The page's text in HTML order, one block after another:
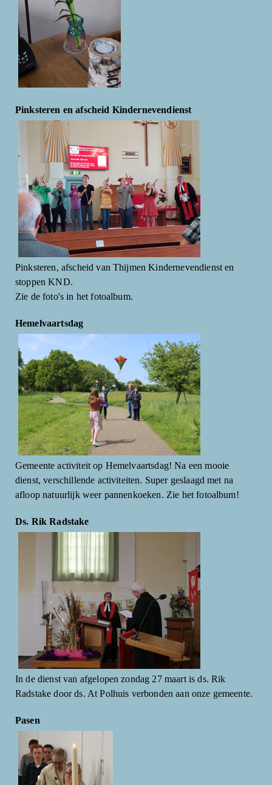
Pinksteren en afscheid Kindernevendienst
Pinksteren, afscheid van Thijmen Kindernevendienst en
stoppen KND.
Zie de foto's in het fotoalbum.
Hemelvaartsdag
Gemeente activiteit op Hemelvaartsdag! Na een mooie
dienst, verschillende activiteiten. Super geslaagd met na
afloop natuurlijk weer pannenkoeken. Zie het fotoalbum!
Ds. Rik Radstake
In de dienst van afgelopen zondag 27 maart is ds. Rik
Radstake door ds. At Polhuis verbonden aan onze gemeente.
Pasen